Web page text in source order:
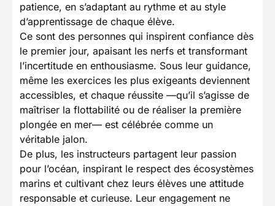
patience, en s’adaptant au rythme et au style
d’apprentissage de chaque élève.
Ce sont des personnes qui inspirent confiance dès
le premier jour, apaisant les nerfs et transformant
l’incertitude en enthousiasme. Sous leur guidance,
même les exercices les plus exigeants deviennent
accessibles, et chaque réussite —qu’il s’agisse de
maîtriser la flottabilité ou de réaliser la première
plongée en mer— est célébrée comme un
véritable jalon.
De plus, les instructeurs partagent leur passion
pour l’océan, inspirant le respect des écosystèmes
marins et cultivant chez leurs élèves une attitude
responsable et curieuse. Leur engagement ne